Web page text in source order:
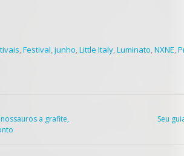
,Festival,junho,Little Italy,Luminato,NXNE,
a grafite,
Seu